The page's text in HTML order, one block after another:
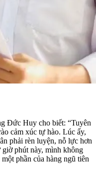
Đức Huy cho biết: “Tuyên
cảm xúc tự hào. Lúc ấy,
phải rèn luyện, nỗ lực hơn
phút này, mình không
phần của hàng ngũ tiên